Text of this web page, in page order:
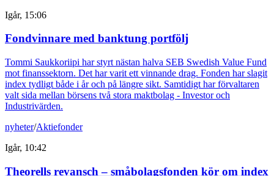
Igår, 15:06
Fondvinnare med banktung portfölj
Tommi Saukkoriipi har styrt nästan halva SEB Swedish Value Fund
mot finanssektorn. Det har varit ett vinnande drag. Fonden har slagit
index tydligt både i år och på längre sikt. Samtidigt har förvaltaren
valt sida mellan börsens två stora maktbolag - Investor och
Industrivärden.
nyheter/Aktiefonder
Igår, 10:42
Theorells revansch – småbolagsfonden kör om index